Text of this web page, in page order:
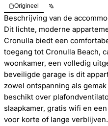
Origineel
Beschrijving van de
Dit lichte, moderne
Cronulla biedt een
toegang tot Cronulla Beach,
woonkamer, een volledig
beveiligde garage is dit
zowel ontspanning als
beschikt over
slaapkamer, gratis wifi en
voor korte of lange verblijven.